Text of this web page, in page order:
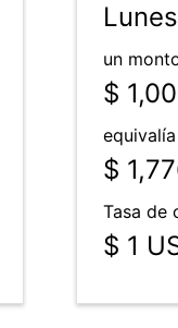
un
$
$
Tasa de
$ 1